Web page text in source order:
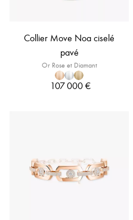
Collier Move Noa ciselé
pavé
Or Rose et Diamant
107 000 €